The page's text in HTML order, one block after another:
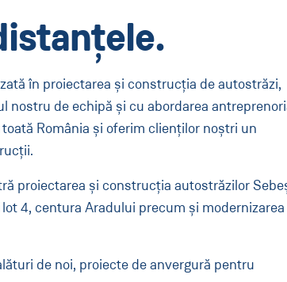
în proiectarea și construcția de autostrăzi,
nostru de echipă și cu abordarea
România și oferim clienților noștri un
proiectarea și construcția autostrăzilor
4, centura Aradului precum și modernizarea
de noi, proiecte de anvergură pentru